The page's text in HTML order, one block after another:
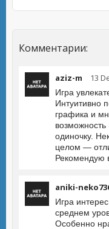
Комментарии:
aziz-m 13
Игра
Интуитивно
графика и
возможность
одиночку.
целом —
Рекомендую
aniki-
Игра
среднем
Особенно